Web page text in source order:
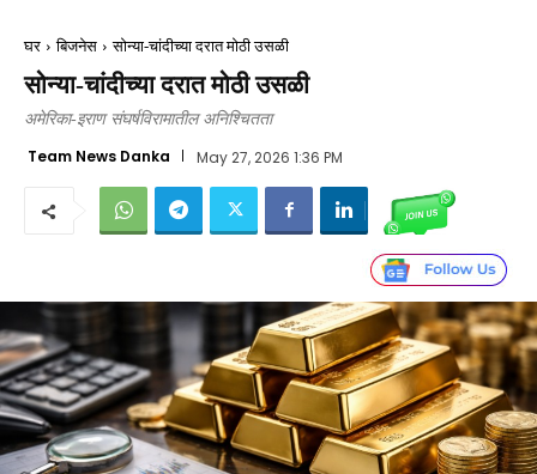
घर बिजनेस सोन्या-चांदीच्या दरात मोठी उसळी
सोन्या-चांदीच्या दरात मोठी उसळी
अमेरिका-इराण संघर्षविरामातील अनिश्चितता
Team News Danka May 27, 2026 1:36 PM